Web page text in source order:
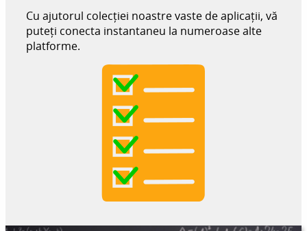
Cu ajutorul colecției noastre vaste de aplicații, vă
puteți conecta instantaneu la numeroase alte
platforme.